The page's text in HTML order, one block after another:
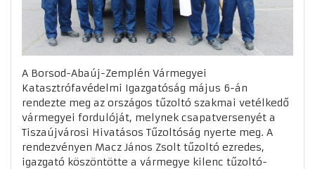
A Borsod-Abaúj-Zemplén Vármegyei
Katasztrófavédelmi Igazgatóság május 6-án
rendezte meg az országos tűzoltó szakmai vetélkedő
vármegyei fordulóját, melynek csapatversenyét a
Tiszaújvárosi Hivatásos Tűzoltóság nyerte meg. A
rendezvényen Macz János Zsolt tűzoltó ezredes,
igazgató köszöntötte a vármegye kilenc tűzoltó-